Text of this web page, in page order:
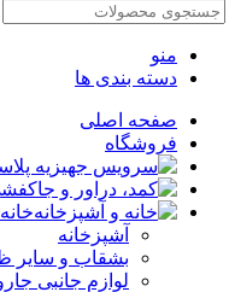
منو
دسته بندی ها
صفحه اصلی
فروشگاه
آشپزخانه
بشقاب و سایر
لوازم جانبی